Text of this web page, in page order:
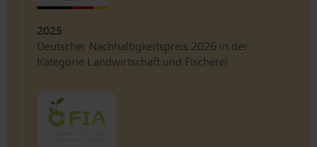
2025
Deutscher Nachhaltigkeitspreis 2026 in der
Kategorie Landwirtschaft und Fischerei